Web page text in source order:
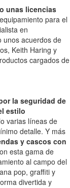
unas licencias
para el
en
unos acuerdos de
Keith Haring y
cargados de
la seguridad de
estilo
varias líneas de
detalle. Y más
y cascos con
esta gama de
al campo del
pop, graffiti y
divertida y